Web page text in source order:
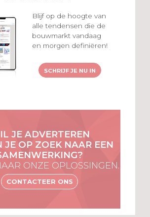
Blijf op de hoogte van
alle tendensen die de
bouwmarkt vandaag
en morgen definiëren!
SCHRIJF JE NU IN
JE ADVERTEREN
JE OP ZOEK NAAR EEN
ONZE OPLOSSINGEN.
CONTACTEER ONS